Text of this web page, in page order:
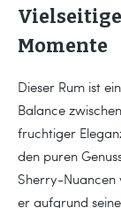
Momente
Dieser Rum ist
Balance
fruchtiger
den puren
Sherry-Nuancen
er aufgrund